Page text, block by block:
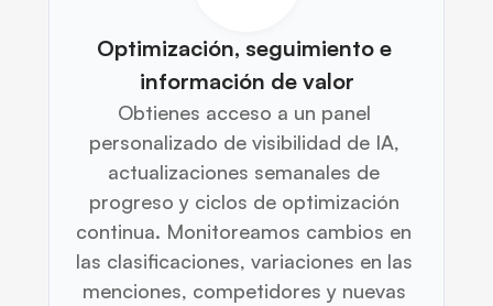
Optimización, seguimiento e
información de valor
Obtienes acceso a un panel
personalizado de visibilidad de IA,
actualizaciones semanales de
progreso y ciclos de optimización
continua. Monitoreamos cambios en
las clasificaciones, variaciones en las
menciones, competidores y nuevas